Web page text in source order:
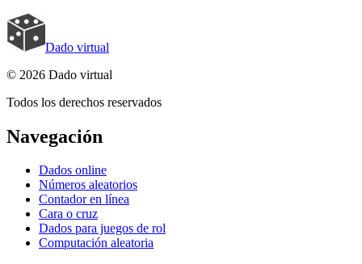
Dado virtual
© 2026 Dado virtual
Todos los derechos reservados
Navegación
Dados online
Números aleatorios
Contador en línea
Cara o cruz
Dados para juegos de rol
Computación aleatoria